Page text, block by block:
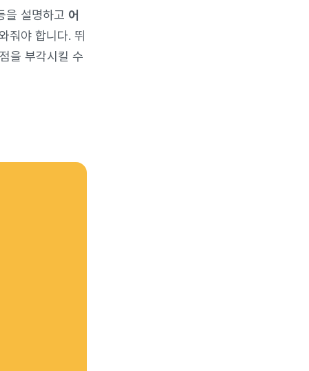
을 설명하고 어
줘야 합니다. 뛰
을 부각시킬 수